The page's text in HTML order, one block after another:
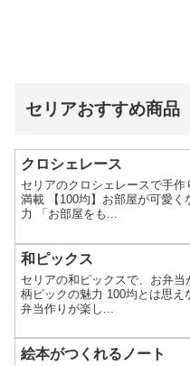
セリアおすすめ商品
クロシェレース
セリアのクロシェレースで手
満載 【100均】お部屋が可愛
力 「お部屋をも...
和ピックス
セリアの和ピックスで、お弁
柄ピックの魅力 100均とは思
弁当作りが楽し...
絵本がつくれるノート